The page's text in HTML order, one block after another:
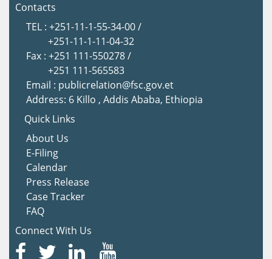
Contacts
TEL : +251-11-1-55-34-00 /
+251-11-1-11-04-32
Fax : +251 111-550278 /
+251 111-565583
Email : publicrelation@fsc.gov.et
Address: 6 Killo , Addis Ababa, Ethiopia
Quick Links
About Us
E-Filing
Calendar
Press Release
Case Tracker
FAQ
Connect With Us